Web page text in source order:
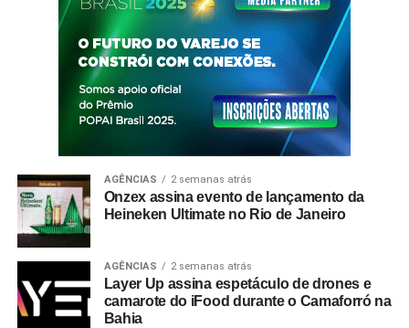
AGÊNCIAS 2 semanas atrás
Onzex assina evento de lançamento da
Heineken Ultimate no Rio de Janeiro
AGÊNCIAS 2 semanas atrás
Layer Up assina espetáculo de drones e
camarote do iFood durante o Camaforró na
Bahia